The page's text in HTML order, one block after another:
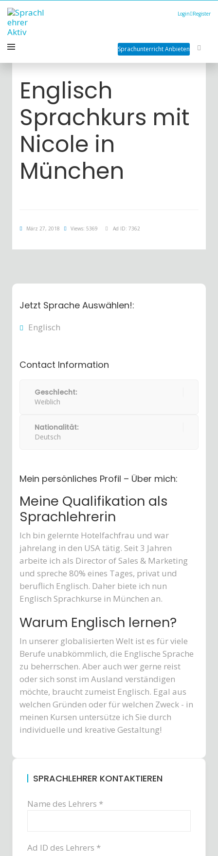
Login Register
Sprachunterricht Anbieten
Englisch
Sprachkurs mit
Nicole in
München
März 27, 2018 Views: 5369 Ad ID: 7362
Jetzt Sprache Auswählen!:
Englisch
Contact Information
Geschlecht:
Weiblich
Nationalität:
Deutsch
Mein persönliches Profil – Über mich:
Meine Qualifikation als
Sprachlehrerin
Ich bin gelernte Hotelfachfrau und war
jahrelang in den USA tätig. Seit 3 Jahren
arbeite ich als Director of Sales & Marketing
und spreche 80% eines Tages, privat und
beruflich Englisch. Daher biete ich nun
Englisch Sprachkurse in München an.
Warum Englisch lernen?
In unserer globalisierten Welt ist es für viele
Berufe unabkömmlich, die Englische Sprache
zu beherrschen. Aber auch wer gerne reist
oder sich sonst im Ausland verständigen
möchte, braucht zumeist Englisch. Egal aus
welchen Gründen oder für welchen Zweck - in
meinen Kursen untersütze ich Sie durch
individuelle und kreative Gestaltung!
SPRACHLEHRER KONTAKTIEREN
Name des Lehrers *
Ad ID des Lehrers *